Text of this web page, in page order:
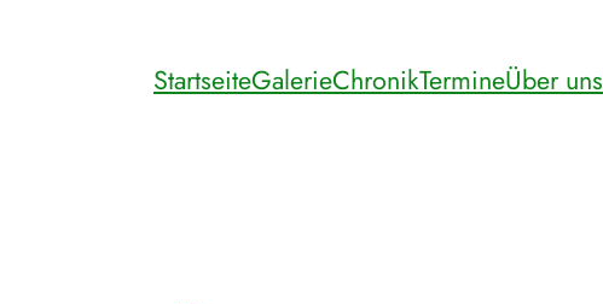
StartseiteGalerieChronikTermineÜber uns